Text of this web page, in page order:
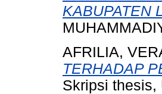
KABUPATEN
AFRILIA,
TERHADAP
Skripsi thesis,